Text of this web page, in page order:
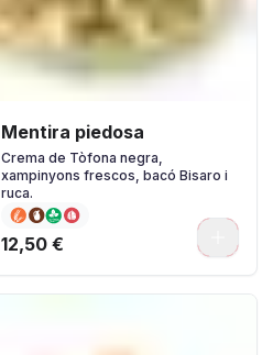
Mentira piedosa
Crema de Tòfona negra,
xampinyons frescos, bacó Bisaro i
ruca.
12,50 €